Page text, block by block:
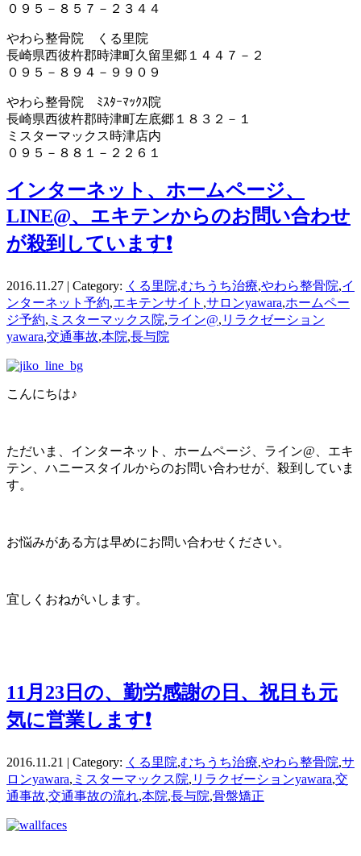
０９５－８５７－２３４４
やわら整骨院 くる里院
長崎県西彼杵郡時津町久留里郷１４４７－２
０９５－８９４－９９０９
やわら整骨院 ﾐｽﾀｰﾏｯｸｽ院
長崎県西彼杵郡時津町左底郷１８３２－１
ミスターマックス時津店内
０９５－８８１－２２６１
インターネット、ホームページ、
LINE@、エキテンからのお問い合わせ
が殺到しています❗
2016.11.27 | Category: くる里院,むちうち治療,やわら整骨院,イ
ンターネット予約,エキテンサイト ,サロンyawara,ホームペー
ジ予約, ミスターマックス院,ライン@, リラクゼーション
yawara,交通事故,本院,長与院
こんにちは♪
ただいま、インターネット、ホームページ、ライン@、エキ
テン、ハニースタイルからのお問い合わせが、殺到していま
す。
お悩みがある方は早めにお問い合わせください。
宜しくおねがいします。
11月23日の、勤労感謝の日、祝日も元
気に営業します❗
2016.11.21 | Category: くる里院,むちうち治療,やわら整骨院,サ
ロンyawara, ミスターマックス院, リラクゼーションyawara,交
通事故,交通事故の流れ,本院,長与院,骨盤矯正